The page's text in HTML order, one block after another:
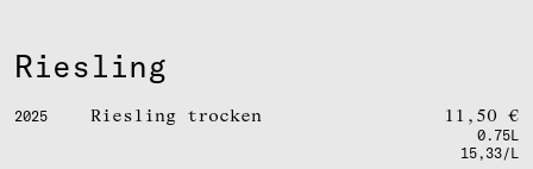
Riesling
2025 Riesling trocken 11,50 €
0.75L
15,33/L